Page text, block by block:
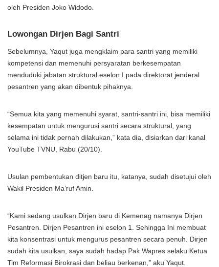
oleh Presiden Joko Widodo.
Lowongan Dirjen Bagi Santri
Sebelumnya, Yaqut juga mengklaim para santri yang memiliki
kompetensi dan memenuhi persyaratan berkesempatan
menduduki jabatan struktural eselon I pada direktorat jenderal
pesantren yang akan dibentuk pihaknya.
“Semua kita yang memenuhi syarat, santri-santri ini, bisa memiliki
kesempatan untuk mengurusi santri secara struktural, yang
selama ini tidak pernah dilakukan,” kata dia, disiarkan dari kanal
YouTube TVNU, Rabu (20/10).
Usulan pembentukan ditjen baru itu, katanya, sudah disetujui oleh
Wakil Presiden Ma’ruf Amin.
“Kami sedang usulkan Dirjen baru di Kemenag namanya Dirjen
Pesantren. Dirjen Pesantren ini eselon 1. Sehingga Ini membuat
kita konsentrasi untuk mengurus pesantren secara penuh. Dirjen
sudah kita usulkan, saya sudah hadap Pak Wapres selaku Ketua
Tim Reformasi Birokrasi dan beliau berkenan,” aku Yaqut.